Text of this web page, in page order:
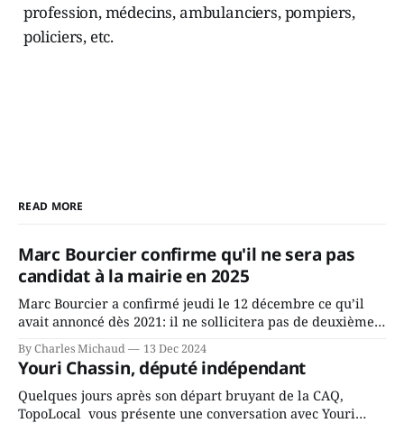
profession, médecins, ambulanciers, pompiers,
policiers, etc.
READ MORE
Marc Bourcier confirme qu'il ne sera pas
candidat à la mairie en 2025
Marc Bourcier a confirmé jeudi le 12 décembre ce qu’il
avait annoncé dès 2021: il ne sollicitera pas de deuxième
fait l’annonce en s’adressant aux employés de la ville,
rassemblés en soirée pour leur traditionnel souper
By Charles Michaud 13 Dec 2024
Youri Chassin, député indépendant
Quelques jours après son départ bruyant de la CAQ,
TopoLocal vous présente une conversation avec Youri